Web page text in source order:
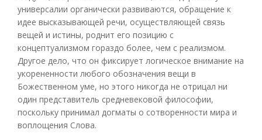
универсалии органически развиваются, обращение к
идее высказывающей речи, осуществляющей связь
вещей и истины, роднит его позицию с
концептуализмом гораздо более, чем с реализмом.
Другое дело, что он фиксирует логическое внимание на
укорененности любого обозначения вещи в
Божественном уме, но этого никогда не отрицал ни
один представитель средневековой философии,
поскольку принимал догматы о сотворенности мира и
воплощения Слова.